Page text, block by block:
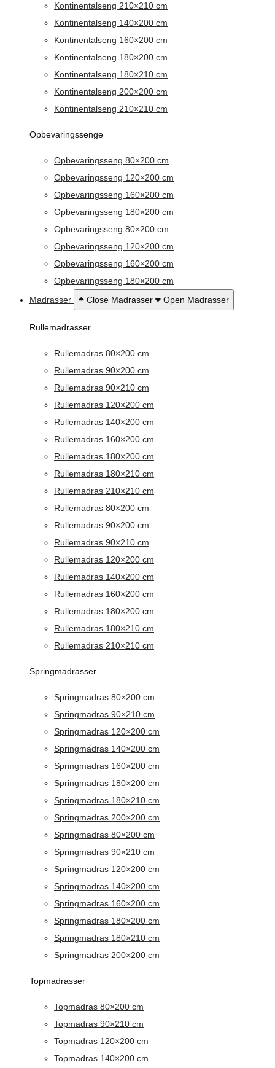
Kontinentalseng 210×210 cm
Kontinentalseng 140×200 cm
Kontinentalseng 160×200 cm
Kontinentalseng 180×200 cm
Kontinentalseng 180×210 cm
Kontinentalseng 200×200 cm
Kontinentalseng 210×210 cm
Opbevaringssenge
Opbevaringsseng 80×200 cm
Opbevaringsseng 120×200 cm
Opbevaringsseng 160×200 cm
Opbevaringsseng 180×200 cm
Opbevaringsseng 80×200 cm
Opbevaringsseng 120×200 cm
Opbevaringsseng 160×200 cm
Opbevaringsseng 180×200 cm
Madrasser
Close Madrasser Open Madrasser
Rullemadrasser
Rullemadras 80×200 cm
Rullemadras 90×200 cm
Rullemadras 90×210 cm
Rullemadras 120×200 cm
Rullemadras 140×200 cm
Rullemadras 160×200 cm
Rullemadras 180×200 cm
Rullemadras 180×210 cm
Rullemadras 210×210 cm
Rullemadras 80×200 cm
Rullemadras 90×200 cm
Rullemadras 90×210 cm
Rullemadras 120×200 cm
Rullemadras 140×200 cm
Rullemadras 160×200 cm
Rullemadras 180×200 cm
Rullemadras 180×210 cm
Rullemadras 210×210 cm
Springmadrasser
Springmadras 80×200 cm
Springmadras 90×210 cm
Springmadras 120×200 cm
Springmadras 140×200 cm
Springmadras 160×200 cm
Springmadras 180×200 cm
Springmadras 180×210 cm
Springmadras 200×200 cm
Springmadras 80×200 cm
Springmadras 90×210 cm
Springmadras 120×200 cm
Springmadras 140×200 cm
Springmadras 160×200 cm
Springmadras 180×200 cm
Springmadras 180×210 cm
Springmadras 200×200 cm
Topmadrasser
Topmadras 80×200 cm
Topmadras 90×210 cm
Topmadras 120×200 cm
Topmadras 140×200 cm